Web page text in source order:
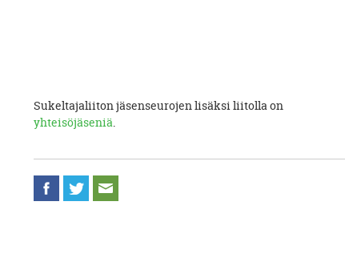
Sukeltajaliiton jäsenseurojen lisäksi liitolla on
yhteisöjäseniä.